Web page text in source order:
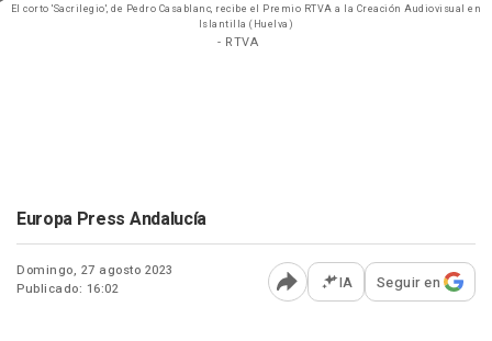
El corto 'Sacrilegio', de Pedro Casablanc, recibe el Premio RTVA a la Creación Audiovisual en
Islantilla (Huelva)
- RTVA
Europa Press Andalucía
Domingo, 27 agosto 2023
Publicado: 16:02
Abrir opciones para
IA Seguir en